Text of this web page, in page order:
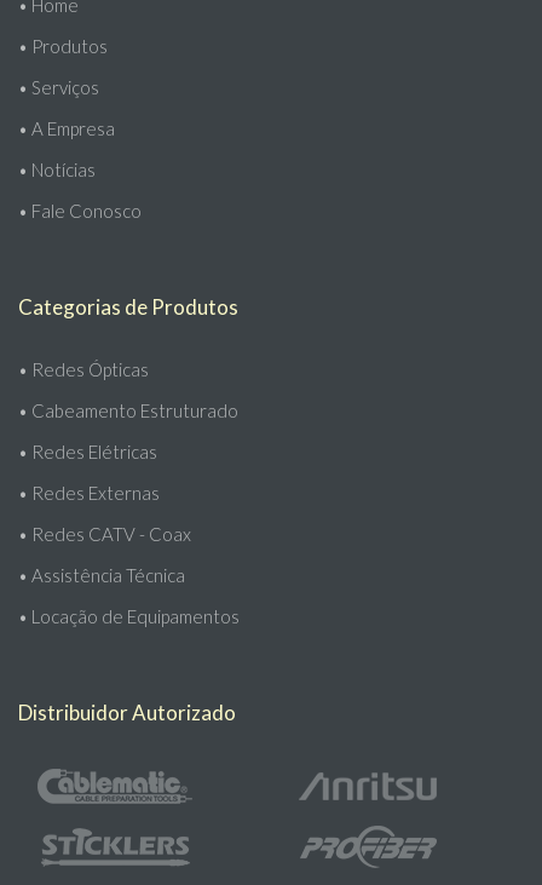
• Home
• Produtos
• Serviços
• A Empresa
• Notícias
• Fale Conosco
Categorias de Produtos
• Redes Ópticas
• Cabeamento Estruturado
• Redes Elétricas
• Redes Externas
• Redes CATV - Coax
• Assistência Técnica
• Locação de Equipamentos
Distribuidor Autorizado